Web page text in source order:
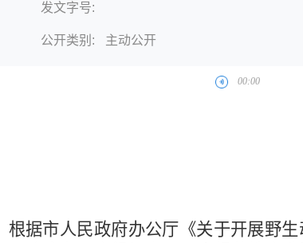
发文字号:
公开类别: 主动公开
根据市人民政府办公厅《关于开展野